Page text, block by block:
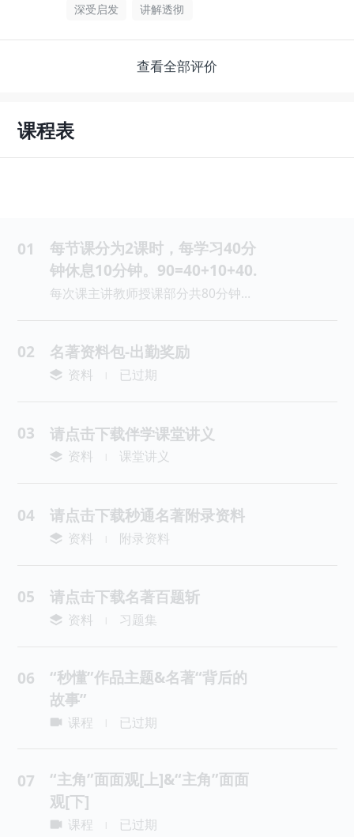
深受启发
讲解透彻
查看全部评价
课程表
01
每节课分为2课时，每学习40分
钟休息10分钟。90=40+10+40.
每次课主讲教师授课部分共80分钟，40分钟＝1课时，80分钟=2课时。
02 名著资料包-出勤奖励
资料 已过期
03 请点击下载伴学课堂讲义
资料 课堂讲义
04 请点击下载秒通名著附录资料
资料 附录资料
05 请点击下载名著百题斩
资料 习题集
06
“秒懂”作品主题&名著“背后的
故事”
课程 已过期
07
“主角”面面观[上]&“主角”面面
观[下]
课程 已过期